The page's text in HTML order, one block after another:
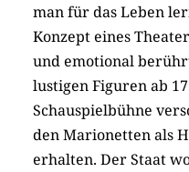
man für das Leben
Konzept eines
und emotional
lustigen Figuren ab
Schauspielbühne
den Marionetten als
erhalten. Der Staat